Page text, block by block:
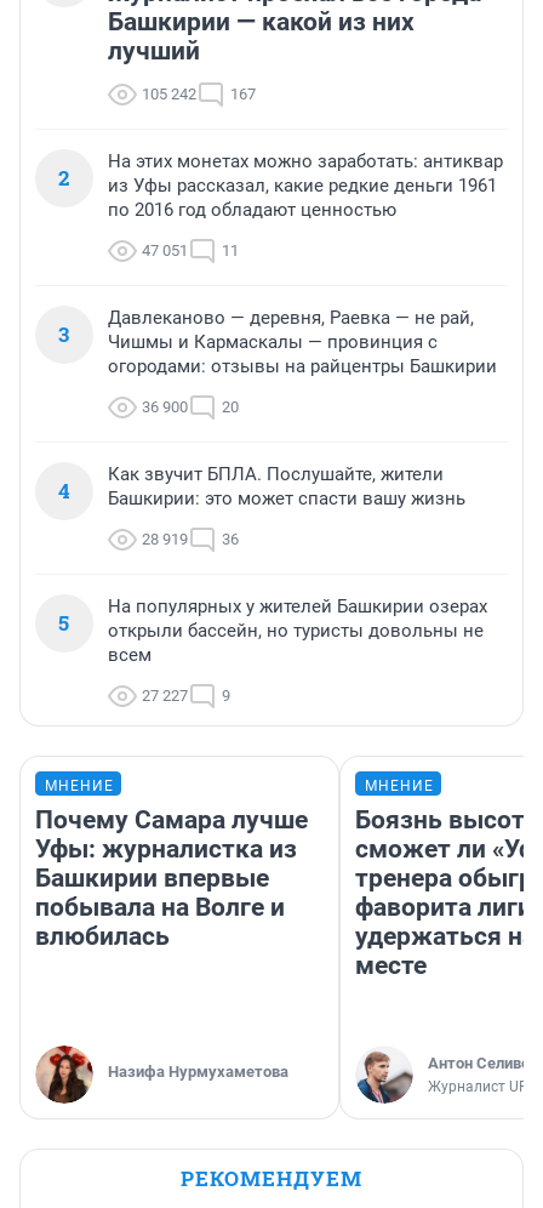
Башкирии — какой из них
лучший
105 242 167
2
На этих монетах можно заработать: антиквар
из Уфы рассказал, какие редкие деньги 1961
по 2016 год обладают ценностью
47 051 11
3
Давлеканово — деревня, Раевка — не рай,
Чишмы и Кармаскалы — провинция с
огородами: отзывы на райцентры Башкирии
36 900 20
4
Как звучит БПЛА. Послушайте, жители
Башкирии: это может спасти вашу жизнь
28 919 36
5
На популярных у жителей Башкирии озерах
открыли бассейн, но туристы довольны не
всем
27 227 9
МНЕНИЕ
Почему Самара лучше
Уфы: журналистка из
Башкирии впервые
побывала на Волге и
влюбилась
Назифа Нурмухаметова
МНЕНИЕ
Боязнь
сможет ли
тренера
фаворита лиги
удержаться
месте
Антон
Журналист
РЕКОМЕНДУЕМ